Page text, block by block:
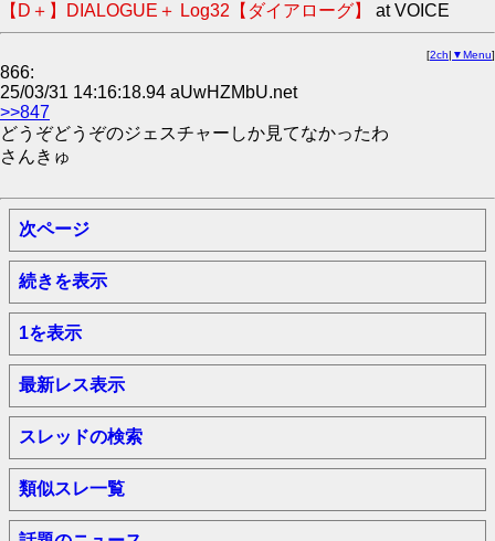
【D＋】DIALOGUE＋ Log32【ダイアローグ】 at VOICE
[2ch| ▼Menu]
866:
25/03/31 14:16:18.94 aUwHZMbU.net
>>847
どうぞどうぞのジェスチャーしか見てなかったわ
さんきゅ
次ページ
続きを表示
1を表示
最新レス表示
スレッドの検索
類似スレ一覧